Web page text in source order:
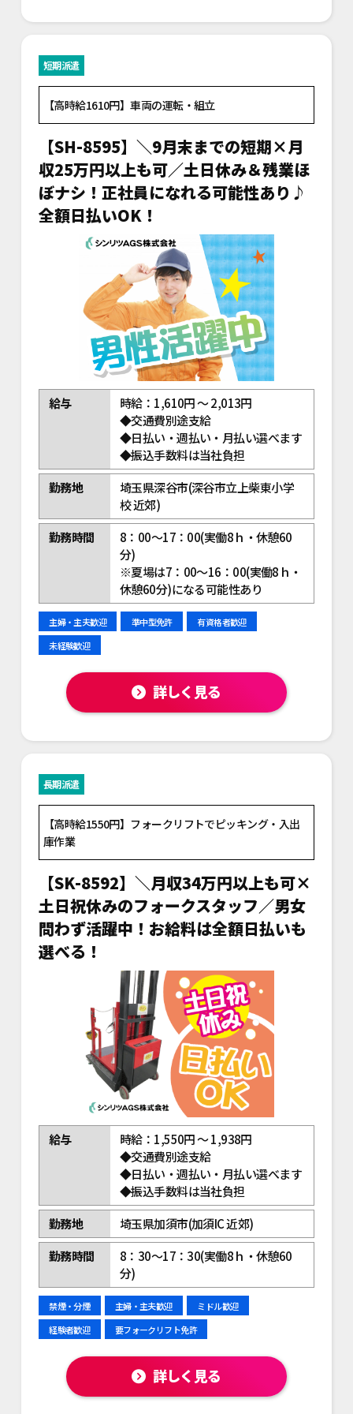
短期派遣
【高時給1610円】車両の運転・組立
【SH-8595】＼9月末までの短期×月
収25万円以上も可／土日休み＆残業ほ
ぼナシ！正社員になれる可能性あり♪
全額日払いOK！
給与
時給：1,610円 ～ 2,013円
◆交通費別途支給
◆日払い・週払い・月払い選べます
◆振込手数料は当社負担
勤務地
埼玉県深谷市(深谷市立上柴東小学
校 近郊)
勤務時間
8：00～17：00(実働8ｈ・休憩60
分)
※夏場は7：00～16：00(実働8ｈ・
休憩60分)になる可能性あり
主婦・主夫歓迎 準中型免許
有資格者歓迎
未経験歓迎
詳しく見る
長期派遣
【高時給1550円】フォークリフトでピッキング・入出
庫作業
【SK-8592】＼月収34万円以上も可×
土日祝休みのフォークスタッフ／男女
問わず活躍中！お給料は全額日払いも
選べる！
給与
時給：1,550円 ～ 1,938円
◆交通費別途支給
◆日払い・週払い・月払い選べます
◆振込手数料は当社負担
勤務地
埼玉県加須市(加須IC 近郊)
勤務時間
8：30～17：30(実働8ｈ・休憩60
分)
禁煙・分煙 主婦・主夫歓迎
ミドル歓迎
経験者歓迎
要フォークリフト免許
詳しく見る